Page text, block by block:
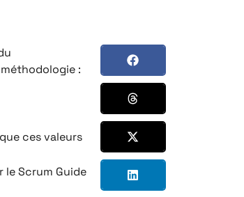
:
ces valeurs
le Scrum Guide